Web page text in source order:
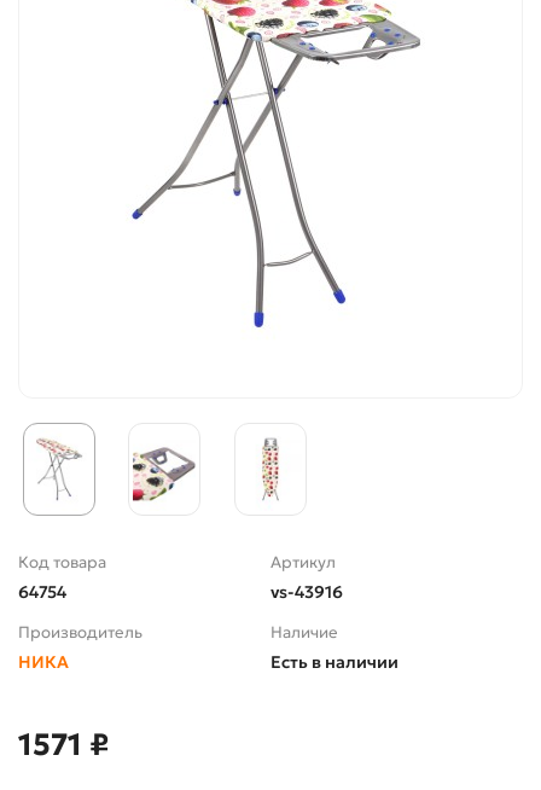
Код товара
64754
Артикул
vs-43916
Производитель
НИКА
Наличие
Есть в наличии
1571 ₽